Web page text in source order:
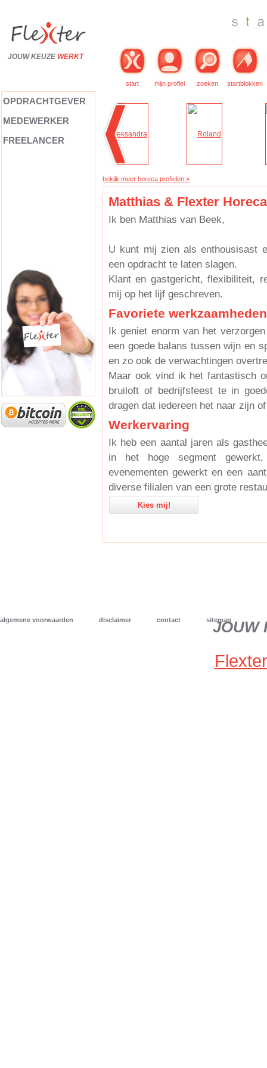
JOUW KEUZE WERKT
start mijn profiel zoeken startblokken
OPDRACHTGEVER
MEDEWERKER
FREELANCER
bekijk meer horeca profielen »
Matthias & Flexter Horeca
Ik ben Matthias van Beek,
U kunt mij zien als enthousisast
een opdracht te laten slagen.
Klant en gastgericht, flexibiliteit,
mij op het lijf geschreven.
Favoriete werkzaamheden
Ik geniet enorm van het
een goede balans tussen wijn en
en zo ook de verwachtingen
Maar ook vind ik het fantastisch
bruiloft of bedrijfsfeest te in
dragen dat iedereen het naar zijn
Werkervaring
Ik heb een aantal jaren als
in het hoge segment
evenementen gewerkt en een
diverse filialen van een grote
Kies mij!
algemene voorwaarden disclaimer contact sitemap
JOUW